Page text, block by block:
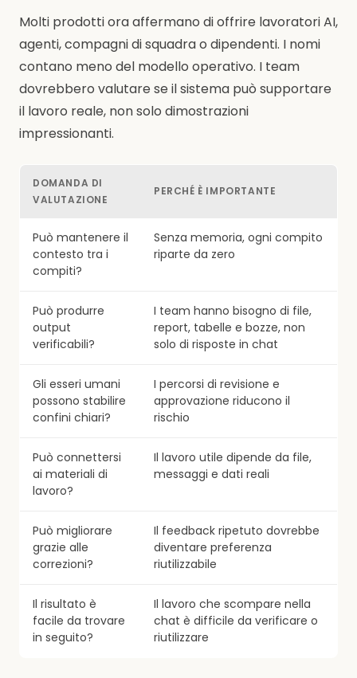
Molti prodotti ora affermano di offrire lavoratori AI,
agenti, compagni di squadra o dipendenti. I nomi
contano meno del modello operativo. I team
dovrebbero valutare se il sistema può supportare
il lavoro reale, non solo dimostrazioni
impressionanti.
DOMANDA DI
VALUTAZIONE
PERCHÉ È IMPORTANTE
Può mantenere il
contesto tra i
compiti?
Senza memoria, ogni compito
riparte da zero
Può produrre
output
verificabili?
I team hanno bisogno di file,
report, tabelle e bozze, non
solo di risposte in chat
Gli esseri umani
possono stabilire
confini chiari?
I percorsi di revisione e
approvazione riducono il
rischio
Può connettersi
ai materiali di
lavoro?
Il lavoro utile dipende da file,
messaggi e dati reali
Può migliorare
grazie alle
correzioni?
Il feedback ripetuto dovrebbe
diventare preferenza
riutilizzabile
Il risultato è
facile da trovare
in seguito?
Il lavoro che scompare nella
chat è difficile da verificare o
riutilizzare